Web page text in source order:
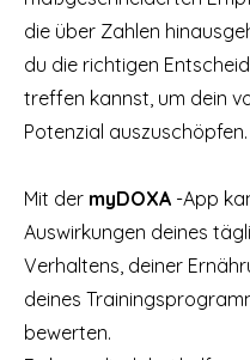
die über Zahlen
du die richtigen
treffen kannst, um dein
Potenzial auszuschöpfen.
Mit der myDOXA -App
Auswirkungen deines
Verhaltens, deiner
deines
bewerten.